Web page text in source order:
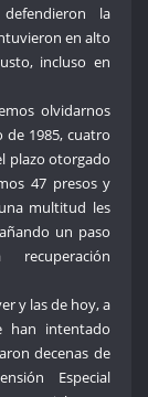
la
en alto
incluso en
olvidarnos
de 1985, cuatro
plazo otorgado
47 presos y
multitud les
un paso
y las de hoy, a
han intentado
decenas de
Especial